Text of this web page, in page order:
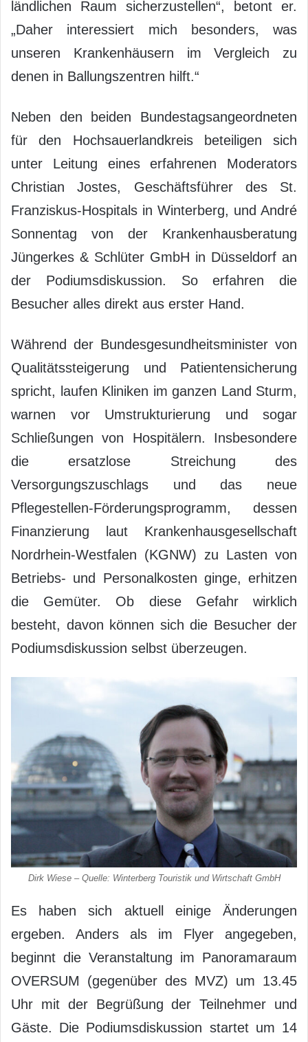
ländlichen Raum sicherzustellen“, betont er.
„Daher interessiert mich besonders, was
unseren Krankenhäusern im Vergleich zu
denen in Ballungszentren hilft.“
Neben den beiden Bundestagsangeordneten
für den Hochsauerlandkreis beteiligen sich
unter Leitung eines erfahrenen Moderators
Christian Jostes, Geschäftsführer des St.
Franziskus-Hospitals in Winterberg, und André
Sonnentag von der Krankenhausberatung
Jüngerkes & Schlüter GmbH in Düsseldorf an
der Podiumsdiskussion. So erfahren die
Besucher alles direkt aus erster Hand.
Während der Bundesgesundheitsminister von
Qualitätssteigerung und Patientensicherung
spricht, laufen Kliniken im ganzen Land Sturm,
warnen vor Umstrukturierung und sogar
Schließungen von Hospitälern. Insbesondere
die ersatzlose Streichung des
Versorgungszuschlags und das neue
Pflegestellen-Förderungsprogramm, dessen
Finanzierung laut Krankenhausgesellschaft
Nordrhein-Westfalen (KGNW) zu Lasten von
Betriebs- und Personalkosten ginge, erhitzen
die Gemüter. Ob diese Gefahr wirklich
besteht, davon können sich die Besucher der
Podiumsdiskussion selbst überzeugen.
Dirk Wiese – Quelle: Winterberg Touristik und Wirtschaft GmbH
Es haben sich aktuell einige Änderungen
ergeben. Anders als im Flyer angegeben,
beginnt die Veranstaltung im Panoramaraum
OVERSUM (gegenüber des MVZ) um 13.45
Uhr mit der Begrüßung der Teilnehmer und
Gäste. Die Podiumsdiskussion startet um 14